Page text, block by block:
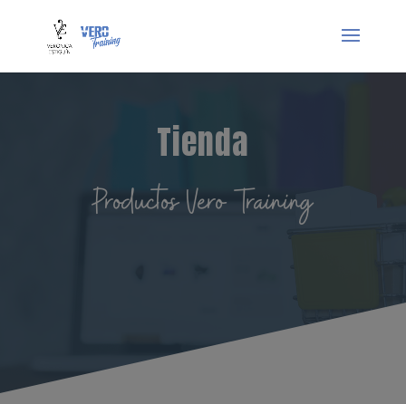
Tienda
Productos Vero Training